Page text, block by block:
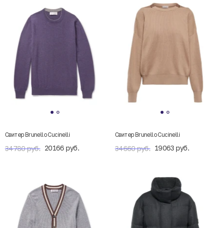
Свитер Brunello Cucinelli
34780 руб. 20166 руб.
Свитер Brunello Cucinelli
34660 руб. 19063 руб.